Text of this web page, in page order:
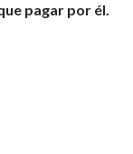
pagar por él.